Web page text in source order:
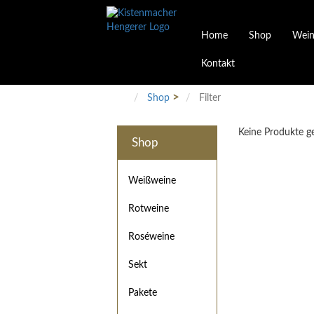
Home Shop
Weißweine
Roséweine
Junges Schwaben
Veranstaltungen
Kontakt
Shop Filter
Shop
Weißweine
Rotweine
Roséweine
Sekt
Pakete
Keine Produkte